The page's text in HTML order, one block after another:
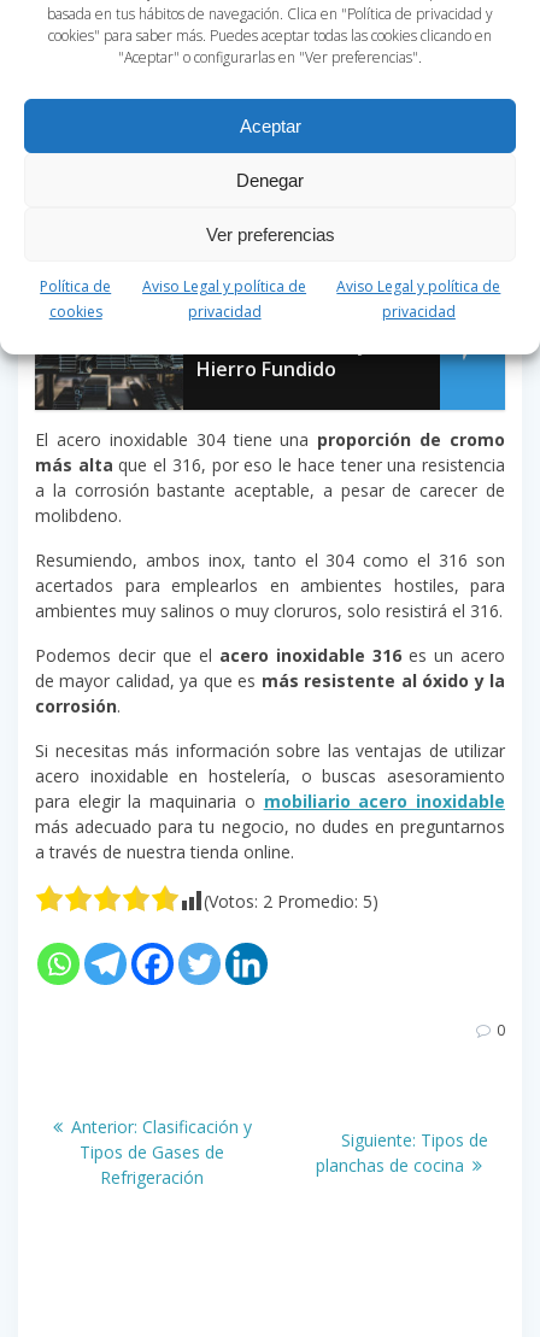
basada en tus hábitos de navegación. Clica en "Política de privacidad y
cookies" para saber más. Puedes aceptar todas las cookies clicando en
"Aceptar" o configurarlas en "Ver preferencias".
Aceptar
Denegar
Ver preferencias
Política de
cookies
Aviso Legal y política de
privacidad
Aviso Legal y política de
privacidad
resistencia a la corrosión.
El molibdeno hace que el acero seamucho más
muy salinos.
denominarse entre los profesionales del sector «
, lo que lo hace más óptimo para
Post relacionado:
La Diferencia entre
Hierro Fundido
El acero inoxidable 304 tiene una proporción de cromo
más alta que el 316, por eso le hace tener una resistencia
a la corrosión bastante aceptable, a pesar de carecer de
molibdeno.
Resumiendo, ambos inox, tanto el 304 como el 316 son
acertados para emplearlos en ambientes hostiles, para
ambientes muy salinos o muy cloruros, solo resistirá el 316.
Podemos decir que el acero inoxidable 316 es un acero
de mayor calidad, ya que es más resistente al óxido y la
corrosión.
Si necesitas más información sobre las ventajas de utilizar
acero inoxidable en hostelería, o buscas asesoramiento
para elegir la maquinaria o mobiliario acero inoxidable
más adecuado para tu negocio, no dudes en preguntarnos
a través de nuestra tienda online.
(Votos: 2 Promedio: 5)
0
Navegación
Anterior: Entrada
anterior:
Clasificación y
Tipos de Gases de
Refrigeración
Siguiente: Siguiente
entrada:
Tipos de
planchas de cocina